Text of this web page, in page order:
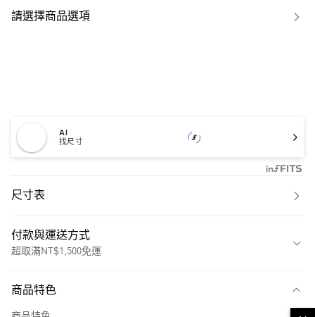
請選擇商品選項
AI
找尺寸
尺寸表
付款與運送方式
超取滿NT$1,500免運
商品特色